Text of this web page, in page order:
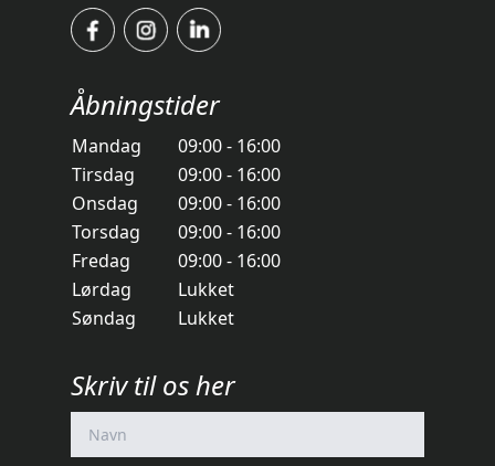
Åbningstider
Mandag
09:00 - 16:00
Tirsdag
09:00 - 16:00
Onsdag
09:00 - 16:00
Torsdag
09:00 - 16:00
Fredag
09:00 - 16:00
Lørdag
Lukket
Søndag
Lukket
Skriv til os her